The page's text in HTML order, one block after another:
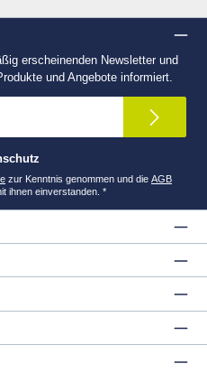
erscheinenden Newsletter und
und Angebote informiert.
zur Kenntnis genommen und die AGB
ihnen einverstanden. *